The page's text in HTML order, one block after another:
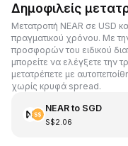
Δημοφιλείς
Μετατροπή NEAR σε USD
πραγματικού χρόνου. Με
προσφορών του ειδικού
μπορείτε να ελέγξετε την
μετατρέπετε με
χωρίς κρυφά spread.
NEARto SGD
S$2.06